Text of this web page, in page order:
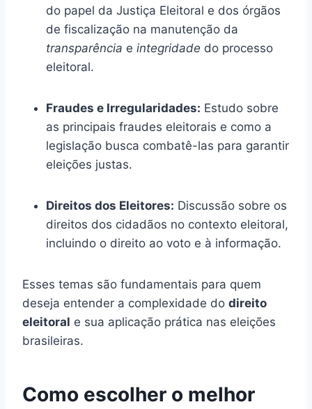
do papel da Justiça Eleitoral e dos órgãos
de fiscalização na manutenção da
transparência e integridade do processo
eleitoral.
Fraudes e Irregularidades: Estudo sobre
as principais fraudes eleitorais e como a
legislação busca combatê-las para garantir
eleições justas.
Direitos dos Eleitores: Discussão sobre os
direitos dos cidadãos no contexto eleitoral,
incluindo o direito ao voto e à informação.
Esses temas são fundamentais para quem
deseja entender a complexidade do direito
eleitoral e sua aplicação prática nas eleições
brasileiras.
Como escolher o melhor